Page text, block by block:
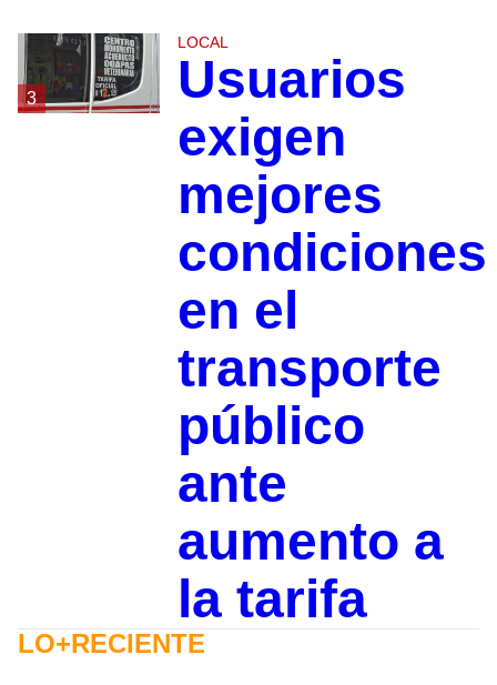
3
LOCAL
Usuarios
exigen
mejores
condiciones
en el
transporte
público
ante
aumento a
la tarifa
LO+RECIENTE